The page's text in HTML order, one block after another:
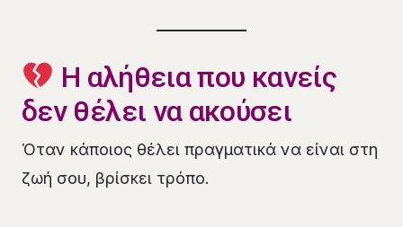
Η αλήθεια που κανείς
δεν θέλει να ακούσει
Όταν κάποιος θέλει πραγματικά να είναι στη
ζωή σου, βρίσκει τρόπο.